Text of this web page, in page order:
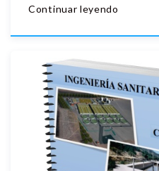
Continuar leyendo